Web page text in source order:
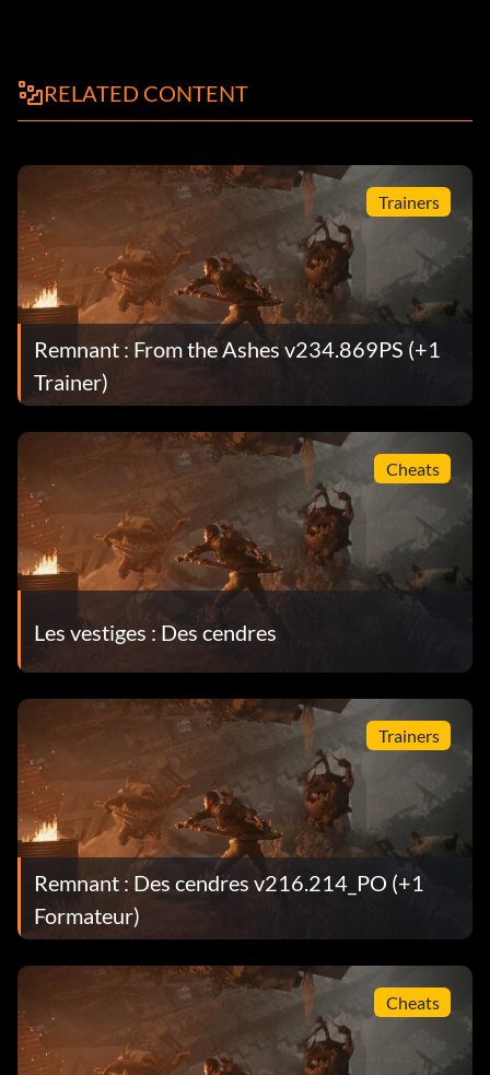
RELATED CONTENT
Trainers
Remnant : From the Ashes v234.869PS (+1
Trainer)
Cheats
Les vestiges : Des cendres
Trainers
Remnant : Des cendres v216.214_PO (+1
Formateur)
Cheats